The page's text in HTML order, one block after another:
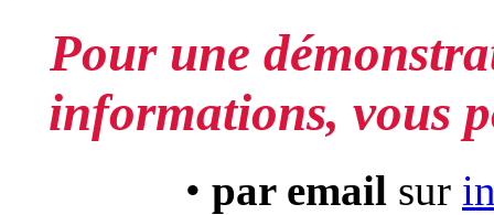
Pour une
informations, vous
• par email sur